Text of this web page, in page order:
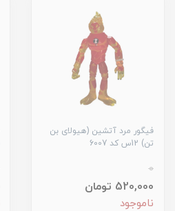
فیگور مرد آتشین (هیولای بن
تن) 12س کد 6007
0
520,000 تومان
ناموجود